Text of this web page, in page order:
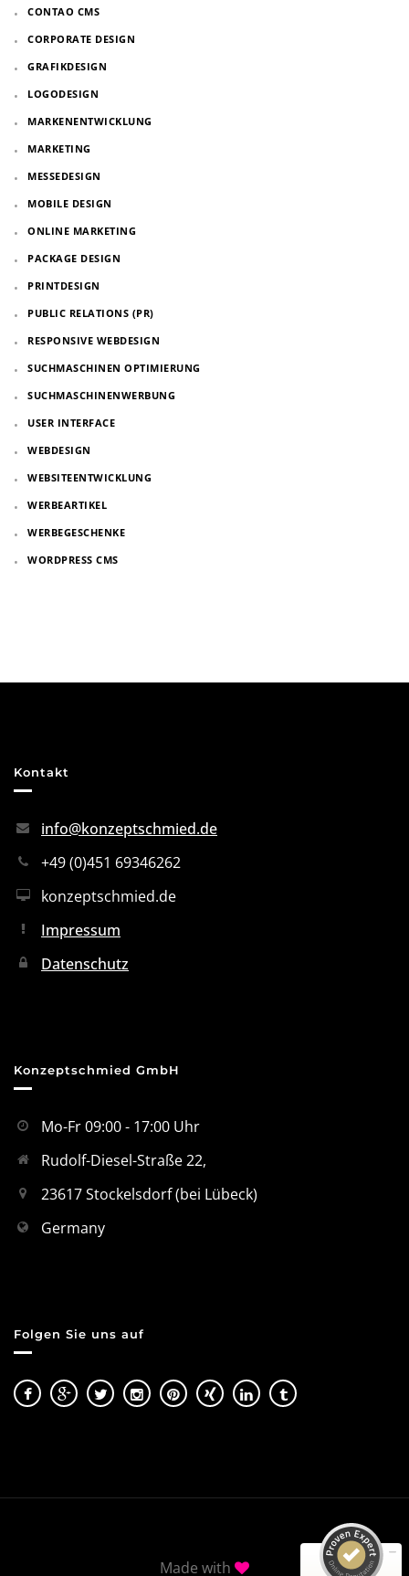
CONTAO CMS
CORPORATE DESIGN
GRAFIKDESIGN
LOGODESIGN
MARKENENTWICKLUNG
MARKETING
MESSEDESIGN
MOBILE DESIGN
ONLINE MARKETING
PACKAGE DESIGN
PRINTDESIGN
PUBLIC RELATIONS (PR)
RESPONSIVE WEBDESIGN
SUCHMASCHINEN OPTIMIERUNG
SUCHMASCHINENWERBUNG
USER INTERFACE
WEBDESIGN
WEBSITEENTWICKLUNG
WERBEARTIKEL
WERBEGESCHENKE
WORDPRESS CMS
Kontakt
info@konzeptschmied.de
+49 (0)451 69346262
konzeptschmied.de
Impressum
Datenschutz
Konzeptschmied GmbH
Mo-Fr 09:00 - 17:00 Uhr
Rudolf-Diesel-Straße 22,
23617 Stockelsdorf (bei Lübeck)
Germany
Folgen Sie uns auf
Made with
28
Bewertungen auf
43